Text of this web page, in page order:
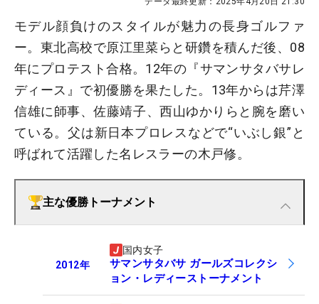
モデル顔負けのスタイルが魅力の長身ゴルファ
ー。東北高校で原江里菜らと研鑽を積んだ後、08
年にプロテスト合格。12年の『サマンサタバサレ
ディース』で初優勝を果たした。13年からは芹澤
信雄に師事、佐藤靖子、西山ゆかりらと腕を磨い
ている。父は新日本プロレスなどで“いぶし銀”と
呼ばれて活躍した名レスラーの木戸修。
主な優勝トーナメント
2012年
国内女子
サマンサタバサ ガールズコレクシ
ョン・レディーストーナメント